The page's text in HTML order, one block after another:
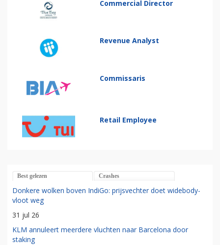
Commercial Director
Revenue Analyst
Commissaris
Retail Employee
Best gelezen Crashes
Donkere wolken boven IndiGo: prijsvechter doet widebody-
vloot weg
31 jul 26
KLM annuleert meerdere vluchten naar Barcelona door
staking